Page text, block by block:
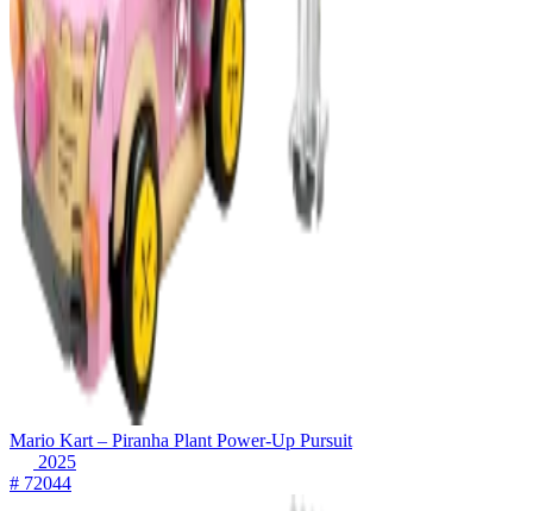
Mario Kart – Piranha Plant Power-Up Pursuit
2025
# 72044